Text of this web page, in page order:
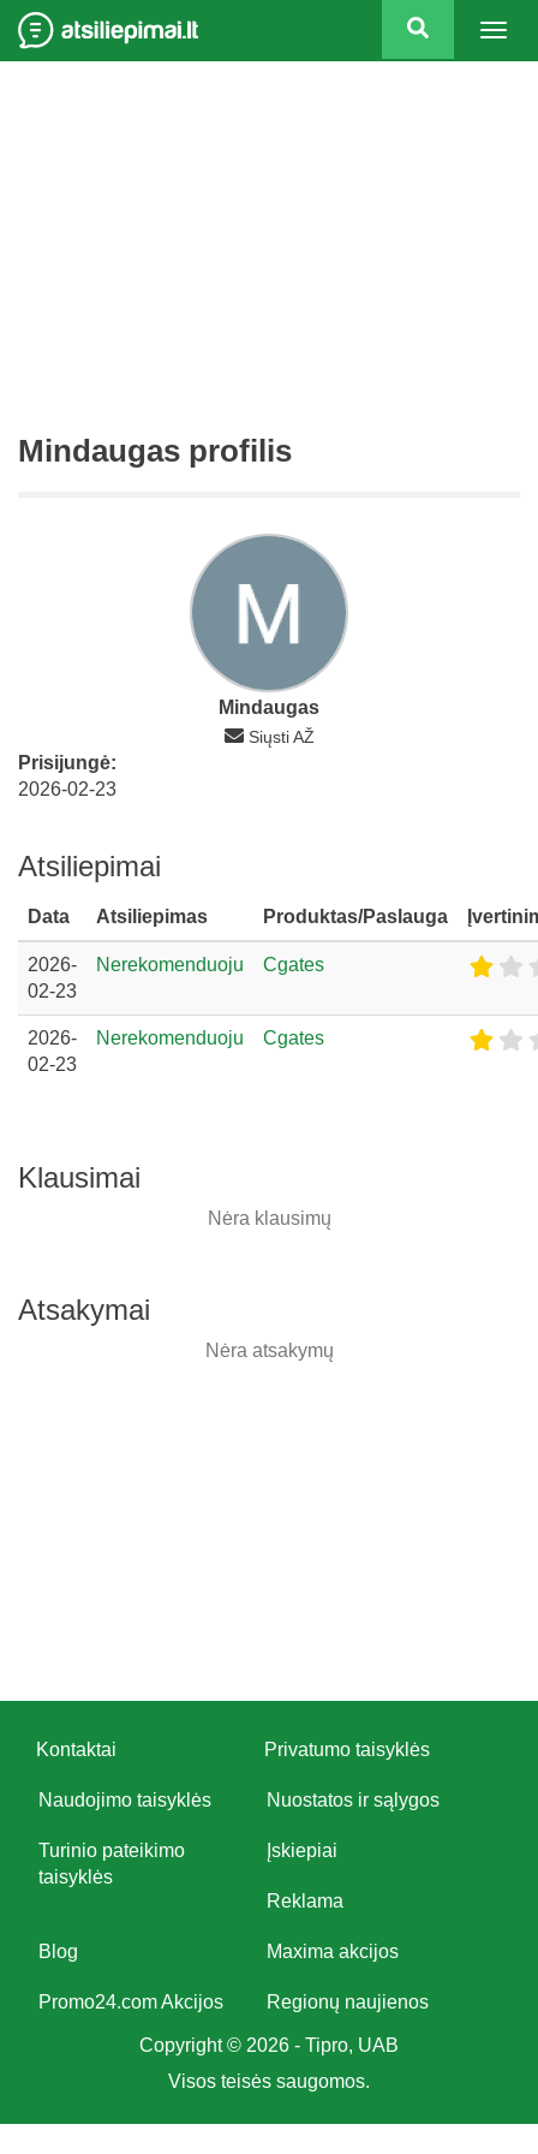
Mindaugas profilis
Mindaugas
Siųsti AŽ
Prisijungė:
2026-02-23
Atsiliepimai
Data Atsiliepimas Produktas/Paslauga
2026-
02-23
Nerekomenduoju Cgates
2026-
02-23
Nerekomenduoju Cgates
Klausimai
Nėra klausimų
Atsakymai
Nėra atsakymų
Kontaktai Privatumo taisyklės
Naudojimo taisyklės Nuostatos ir sąlygos
Turinio pateikimo
taisyklės
Įskiepiai
Reklama
Blog Maxima akcijos
Promo24.com Akcijos Regionų naujienos
Copyright © 2026 - Tipro, UAB
Visos teisės saugomos.